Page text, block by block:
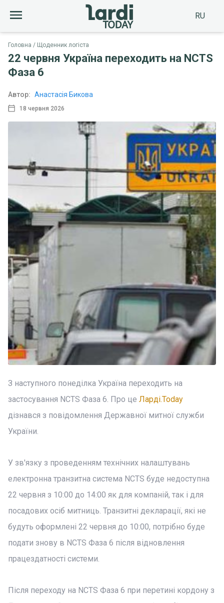
RU
Головна Щоденник логіста
22 червня Україна переходить на NCTS
Фаза 6
18 червня 2026
Автор: Анастасія Бикова
З наступного понеділка Україна переходить на
застосування NCTS Фаза 6. Про це Ларді.Today
дізнався з повідомлення Державної митної служби
України.
У зв'язку з проведенням технічних налаштувань
електронна транзитна система NCTS буде недоступна
22 червня з 10:00 до 14:00 як для компаній, так і для
посадових осіб митниць. Транзитні декларації, які не
будуть оформлені 22 червня до 10:00, потрібно буде
подати знову в NCTS Фаза 6 після відновлення
працездатності системи.
Після переходу на NCTS Фаза 6 при перетині кордону з